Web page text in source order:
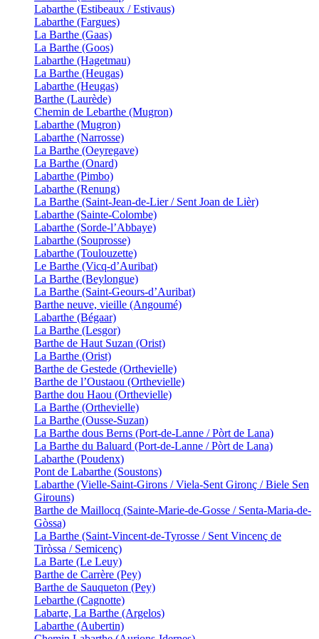
Labarthe (Estibeaux / Estivaus)
Labarthe (Fargues)
La Barthe (Gaas)
La Barthe (Goos)
Labarthe (Hagetmau)
La Barthe (Heugas)
Labarthe (Heugas)
Barthe (Laurède)
Chemin de Lebarthe (Mugron)
Labarthe (Mugron)
Labarthe (Narrosse)
La Barthe (Oeyregave)
La Barthe (Onard)
Labarthe (Pimbo)
Labarthe (Renung)
La Barthe (Saint-Jean-de-Lier / Sent Joan de Lièr)
Labarthe (Sainte-Colombe)
Labarthe (Sorde-l’Abbaye)
Labarthe (Souprosse)
Labarthe (Toulouzette)
Le Barthe (Vicq-d’Auribat)
La Barthe (Beylongue)
La Barthe (Saint-Geours-d’Auribat)
Barthe neuve, vieille (Angoumé)
Labarthe (Bégaar)
La Barthe (Lesgor)
Barthe de Haut Suzan (Orist)
La Barthe (Orist)
Barthe de Gestede (Orthevielle)
Barthe de l’Oustaou (Orthevielle)
Barthe dou Haou (Orthevielle)
La Barthe (Orthevielle)
La Barthe (Ousse-Suzan)
La Barthe dous Berns (Port-de-Lanne / Pòrt de Lana)
La Barthe du Baluard (Port-de-Lanne / Pòrt de Lana)
Labarthe (Poudenx)
Pont de Labarthe (Soustons)
Labarthe (Vielle-Saint-Girons / Viela-Sent Gironç / Biele Sen
Girouns)
Barthe de Maillocq (Sainte-Marie-de-Gosse / Senta-Maria-de-
Gòssa)
La Barthe (Saint-Vincent-de-Tyrosse / Sent Vincenç de
Tiròssa / Semicenç)
La Barte (Le Leuy)
Barthe de Carrère (Pey)
Barthe de Sauqueton (Pey)
Lebarthe (Cagnotte)
Labarte, La Barthe (Argelos)
Labarthe (Aubertin)